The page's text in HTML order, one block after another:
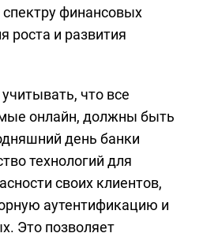
финансовых
роста и развития
что все
онлайн, должны быть
день банки
технологий для
своих клиентов,
аутентификацию и
Это позволяет